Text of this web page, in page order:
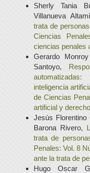
Sherly Tania
Villanueva
trata de
Ciencias
ciencias penales
Gerardo
Santoyo,
inteligencia
de Ciencias
artificial y
Jesús
Barona Rivero,
trata de
Penales: Vol. 8
ante la trata de
Hugo Oscar